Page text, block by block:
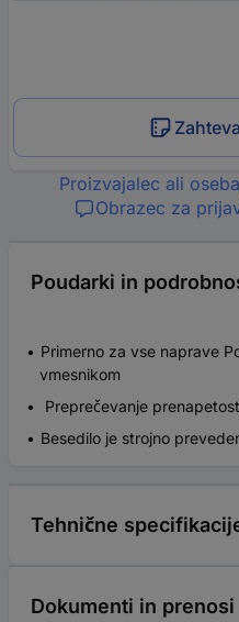
Proizvajalec ali
Obrazec za
Poudarki in
Primerno za vse naprave
vmesnikom
Preprečevanje
Besedilo je strojno
Tehnične
Dokumenti in prenosi